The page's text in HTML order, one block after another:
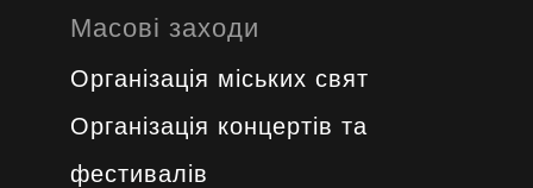
Масові заходи
Організація міських свят
Організація концертів та
фестивалів